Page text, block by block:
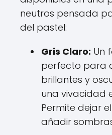
neutros pensada
del pastel:
Gris Claro: Un
perfecto para
brillantes y
una vivacidad
Permite dejar
añadir